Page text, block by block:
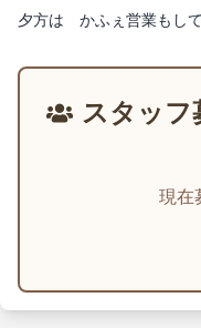
夕方は かふぇ営業もし
スタッフ
現在